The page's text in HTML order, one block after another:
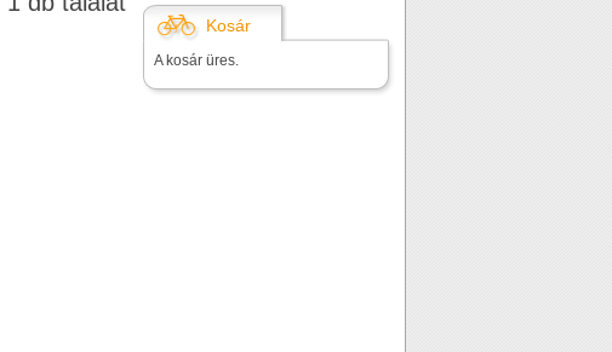
Kosár
A kosár üres.